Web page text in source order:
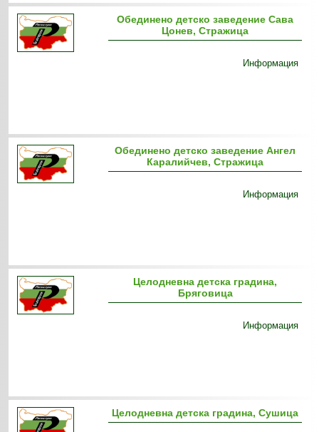
Обединено детско заведение Сава
Цонев, Стражица
Информация
Обединено детско заведение Ангел
Каралийчев, Стражица
Информация
Целодневна детска градина,
Бряговица
Информация
Целодневна детска градина, Сушица